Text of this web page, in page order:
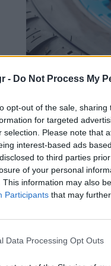
- Do Not Process My
opt-out of the sale,
for targeted
selection. Please note that
interest-based ads
to third parties
of your personal
This information may also
Participants that may
Data Processing Opt Outs
είναι επίσης
σε έναν
αυξημένη τριβή
λάδιδεν ρέει
τον καιρό μπορεί
να μην έχει
κατανάλωση και